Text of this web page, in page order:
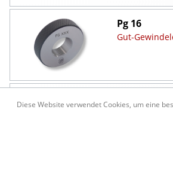
Pg 16
Gut-
Ausschuss-
Diese Website verwendet Cookies, um eine